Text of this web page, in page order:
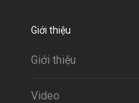
Giới thiệu
Giới thiệu
Video